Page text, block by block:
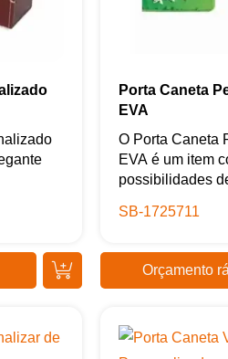
Porta Caneta
EVA
O Porta Caneta
EVA é um item
possibilidades
SB-1725711
Orçamento
em receber comunicações.
está comprometida a proteger e respeitar